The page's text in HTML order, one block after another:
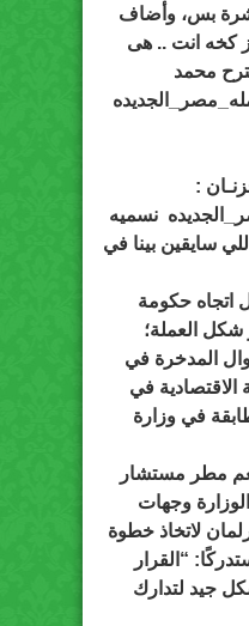
بس، وأضاف
كخه انت .. هى
محمد
:
نسميه
سايقين بينا في
اتجاه حكومة
شكل العملة؛
المدخرة في
الاقتصادية في
في وزارة
مطر مستشار
وجهات
لاتخاذ خطوة
“القرار
جيد لتدارك